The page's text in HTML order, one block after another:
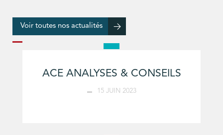
Voir toutes nos actualités
ACE ANALYSES & CONSEILS
15 JUIN 2023